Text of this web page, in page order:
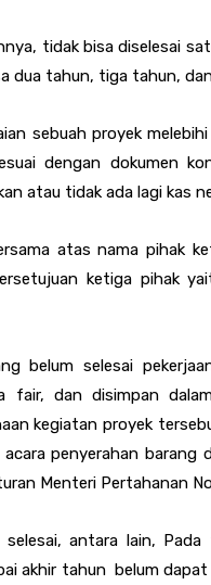
tidak bisa diselesai
dua tahun, tiga tahun,
sebuah proyek
dengan dokumen
atau tidak ada lagi kas
atas nama pihak
ketiga pihak
belum selesai
dan disimpan
kegiatan proyek
penyerahan barang
Menteri Pertahanan
antara lain,
akhir tahun belum